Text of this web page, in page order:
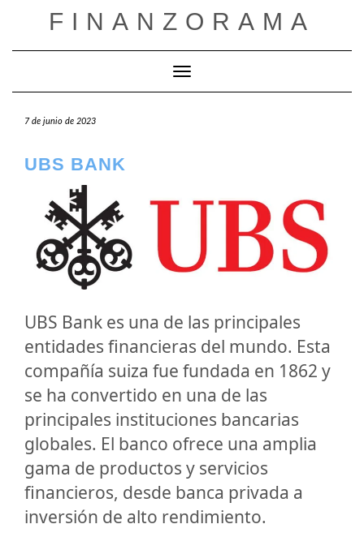
FINANZORAMA
Cambiar modo de navegación
7 de junio de 2023
UBS BANK
UBS Bank es una de las principales
entidades financieras del mundo. Esta
compañía suiza fue fundada en 1862 y
se ha convertido en una de las
principales instituciones bancarias
globales. El banco ofrece una amplia
gama de productos y servicios
financieros, desde banca privada a
inversión de alto rendimiento.